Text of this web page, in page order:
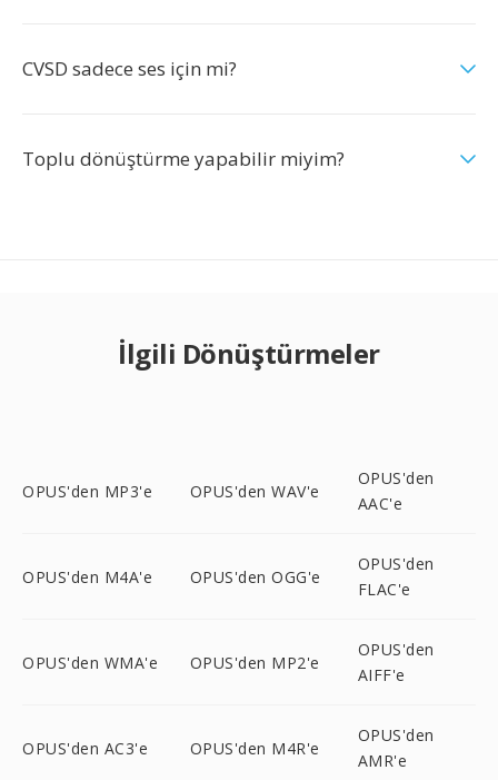
CVSD sadece ses için mi?
Toplu dönüştürme yapabilir miyim?
İlgili Dönüştürmeler
OPUS'den MP3'e OPUS'den WAV'e
OPUS'den
AAC'e
OPUS'den M4A'e OPUS'den OGG'e
OPUS'den
FLAC'e
OPUS'den WMA'e OPUS'den MP2'e
OPUS'den
AIFF'e
OPUS'den AC3'e OPUS'den M4R'e
OPUS'den
AMR'e